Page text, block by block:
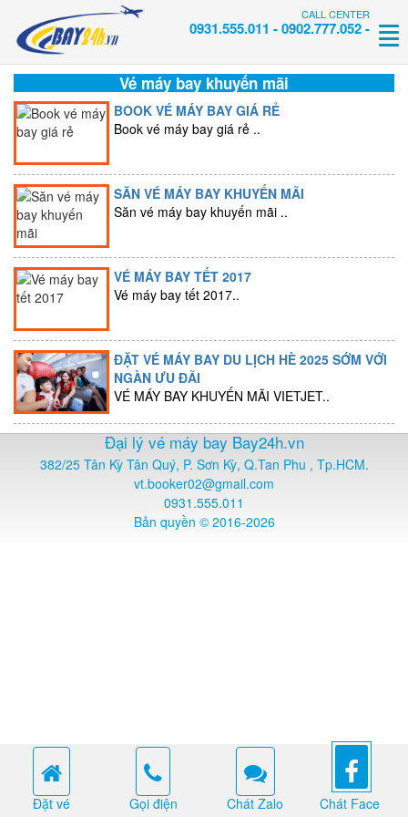
CALL CENTER
0931.555.011 -0902.777.052-
Vé máy bay khuyến mãi
BOOK VÉ MÁY BAY GIÁ RẺ
Book vé máy bay giá rẻ ..
SĂN VÉ MÁY BAY KHUYẾN MÃI
Săn vé máy bay khuyến mãi ..
VÉ MÁY BAY TẾT 2017
Vé máy bay tết 2017..
ĐẶT VÉ MÁY BAY DU LỊCH HÈ 2025 SỚM VỚI
NGÀN ƯU ĐÃI
VÉ MÁY BAY KHUYẾN MÃI VIETJET..
Đại lý vé máy bay Bay24h.vn
382/25 Tân Kỳ Tân Quý, P. Sơn Kỳ, Q.Tan Phu , Tp.HCM.
vt.booker02@gmail.com
0931.555.011
Bản quyền © 2016-2026
Đặt vé Gọi điện Chát Zalo Chát Face